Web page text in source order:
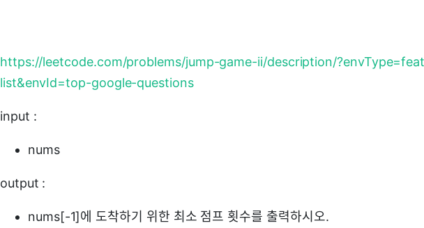
https://leetcode.com/problems/jump-game-ii/description/
list&envId=top-google-questions
input :
nums
output :
nums[-1]에 도착하기 위한 최소 점프 횟수를 출력하시오.